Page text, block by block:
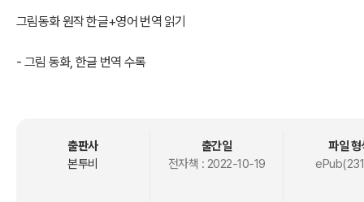
그림동화 원작 한글+영어 번역 읽기
- 그림 동화, 한글 번역 수록
제목은 '그림 형제에 의해 수집된 아이들과 가정의 민화'출판을 거듭하
면서 새로운 이야기가 추가 되면서 어린이에게 적합하지 않은 성적인
출판사
본투비
출간일
전자책 : 2022-10-19
파일 형